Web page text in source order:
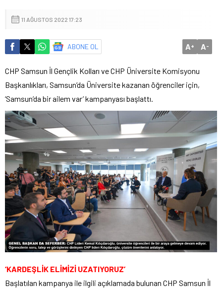
11 AĞUSTOS 2022 17:23
ABONE OL A+ A-
CHP Samsun İl Gençlik Kolları ve CHP Üniversite Komisyonu
Başkanlıkları, Samsun’da Üniversite kazanan öğrenciler için,
‘Samsun’da bir ailem var’ kampanyası başlattı.
‘KARDEŞLİK ELİMİZİ UZATIYORUZ’
Başlatılan kampanya ile ilgili açıklamada bulunan CHP Samsun İl